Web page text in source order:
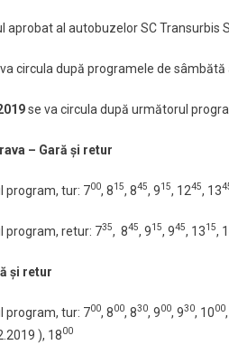
aprobat al autobuzelor SC Transurbis
circula după programele de
se va circula după următorul
– Gară şi retur
program, tur: 700, 815, 845, 915, 1245, 13
program, retur: 735, 845, 915, 945, 1315,
şi retur
program, tur: 700, 800, 830, 900, 930, 1000
), 1800